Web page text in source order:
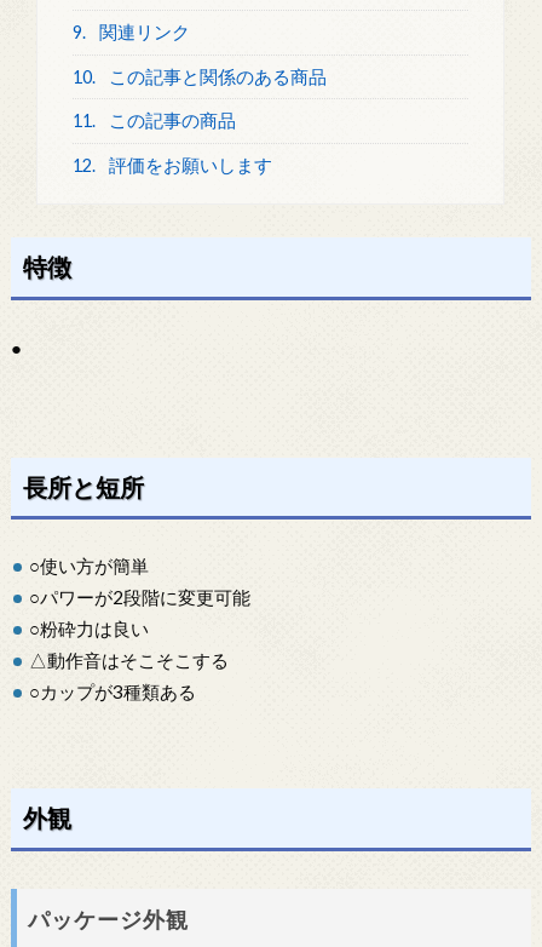
9. 関連リンク
10. この記事と関係のある商品
11. この記事の商品
12. 評価をお願いします
特徴
●
長所と短所
○使い方が簡単
○パワーが2段階に変更可能
○粉砕力は良い
△動作音はそこそこする
○カップが3種類ある
外観
パッケージ外観